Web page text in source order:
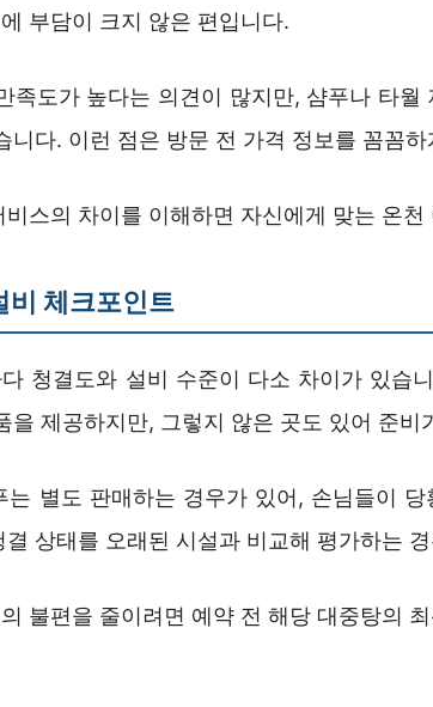
부담이 크지 않은 편입니다.
족도가 높다는 의견이 많지만, 샴푸나 타월
니다. 이런 점은 방문 전 가격 정보를 꼼꼼
스의 차이를 이해하면 자신에게 맞는 온천
비 체크포인트
청결도와 설비 수준이 다소 차이가 있습
을 제공하지만, 그렇지 않은 곳도 있어 준비
는 별도 판매하는 경우가 있어, 손님들이
상태를 오래된 시설과 비교해 평가하는
불편을 줄이려면 예약 전 해당 대중탕의